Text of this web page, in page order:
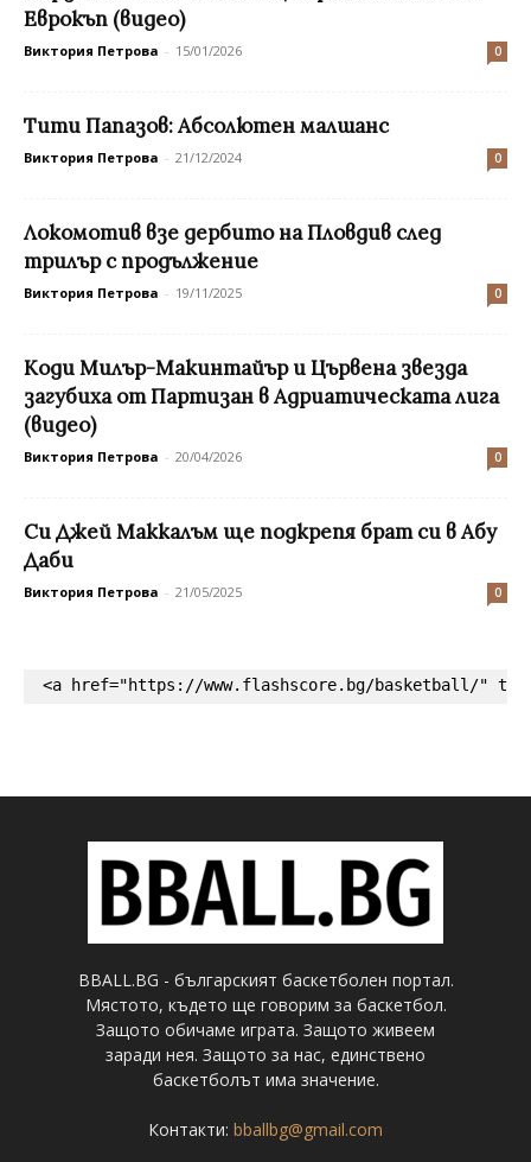
Еврокъп (видео)
Виктория Петрова - 15/01/2026 0
Тити Папазов: Абсолютен малшанс
Виктория Петрова - 21/12/2024 0
Локомотив взе дербито на Пловдив след
трилър с продължение
Виктория Петрова - 19/11/2025 0
Коди Милър-Макинтайър и Цървена звезда
загубиха от Партизан в Адриатическата лига
(видео)
Виктория Петрова - 20/04/2026 0
Си Джей Маккалъм ще подкрепя брат си в Абу
Даби
Виктория Петрова - 21/05/2025 0
<a href="https://www.flashscore.bg/basketball/"
BBALL.BG - българският баскетболен портал.
Мястото, където ще говорим за баскетбол.
Защото обичаме играта. Защото живеем
заради нея. Защото за нас, единствено
баскетболът има значение.
Контакти: bballbg@gmail.com